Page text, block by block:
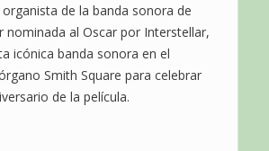
organista de la banda sonora de
nominada al Oscar por Interstellar,
icónica banda sonora en el
Smith Square para celebrar
de la película.